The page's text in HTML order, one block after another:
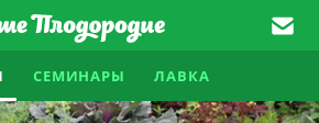
СЕМИНАРЫ ЛАВКА